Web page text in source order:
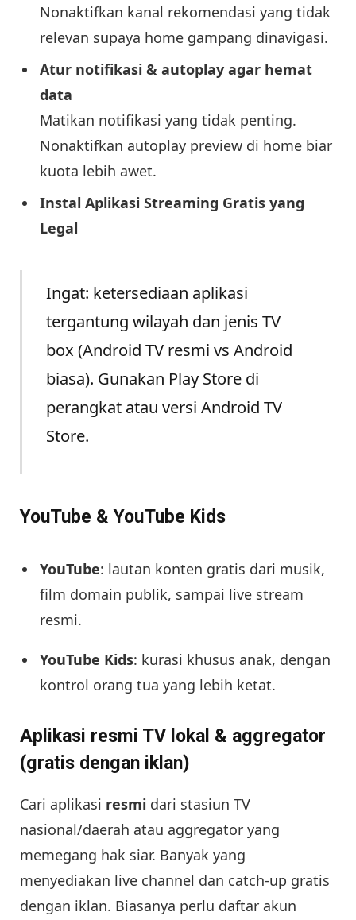
Nonaktifkan kanal rekomendasi yang tidak
relevan supaya home gampang dinavigasi.
Atur notifikasi & autoplay agar hemat
data
Matikan notifikasi yang tidak penting.
Nonaktifkan autoplay preview di home biar
kuota lebih awet.
Instal Aplikasi Streaming Gratis yang
Legal
Ingat: ketersediaan aplikasi
tergantung wilayah dan jenis TV
box (Android TV resmi vs Android
biasa). Gunakan Play Store di
perangkat atau versi Android TV
Store.
YouTube & YouTube Kids
YouTube: lautan konten gratis dari musik,
film domain publik, sampai live stream
resmi.
YouTube Kids: kurasi khusus anak, dengan
kontrol orang tua yang lebih ketat.
Aplikasi resmi TV lokal & aggregator
(gratis dengan iklan)
Cari aplikasi resmi dari stasiun TV
nasional/daerah atau aggregator yang
memegang hak siar. Banyak yang
menyediakan live channel dan catch-up gratis
dengan iklan. Biasanya perlu daftar akun